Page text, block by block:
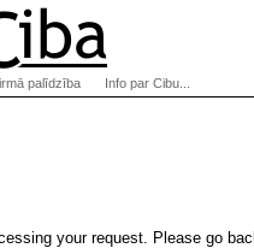
your request. Please go
palīdzība Info par Cibu...